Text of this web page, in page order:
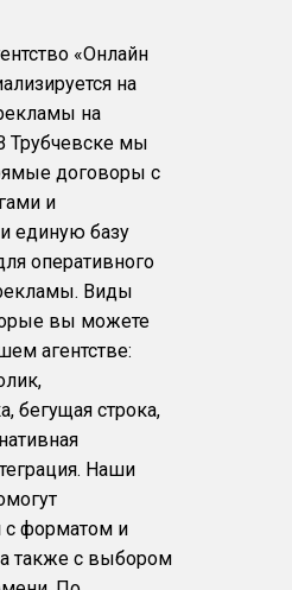
«Онлайн
на
на
Трубчевске мы
договоры с
и
единую базу
оперативного
Виды
вы можете
агентстве:
бегущая строка,
Наши
с форматом и
также с выбором